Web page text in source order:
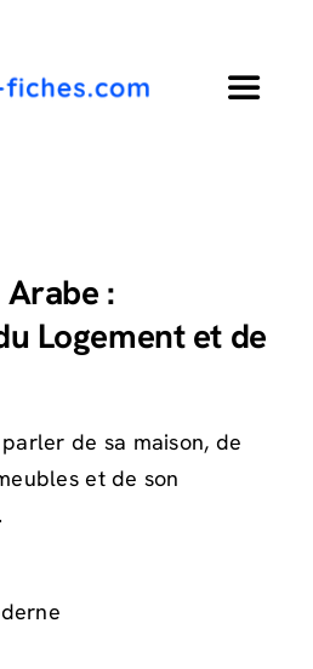
Toggle
:
Logement et de
de sa maison, de
et de son